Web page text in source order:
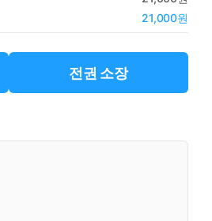
21,000원
전권 소장